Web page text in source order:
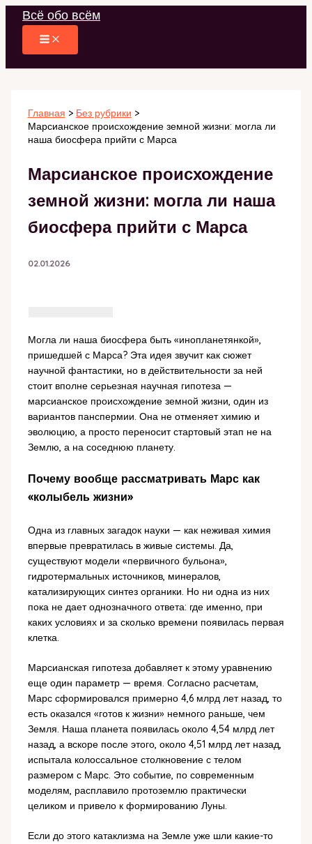
Перейти
содержимому
Всё обо всём
Главная
Без рубрики
Марсианское происхождение земной жизни: могла ли
наша биосфера прийти с Марса
Марсианское происхождение
земной жизни: могла ли наша
биосфера прийти с Марса
02.01.2026
Могла ли наша биосфера быть «инопланетянкой»,
пришедшей с Марса? Эта идея звучит как сюжет
научной фантастики, но в действительности за ней
стоит вполне серьезная научная гипотеза —
марсианское происхождение земной жизни, один из
вариантов панспермии. Она не отменяет химию и
эволюцию, а просто переносит стартовый этап не на
Землю, а на соседнюю планету.
Почему вообще рассматривать Марс как
«колыбель жизни»
Одна из главных загадок науки — как неживая химия
впервые превратилась в живые системы. Да,
существуют модели «первичного бульона»,
гидротермальных источников, минералов,
катализирующих синтез органики. Но ни одна из них
пока не дает однозначного ответа: где именно, при
каких условиях и за сколько времени появилась первая
клетка.
Марсианская гипотеза добавляет к этому уравнению
еще один параметр — время. Согласно расчетам,
Марс сформировался примерно 4,6 млрд лет назад, то
есть оказался «готов к жизни» немного раньше, чем
Земля. Наша планета появилась около 4,54 млрд лет
назад, а вскоре после этого, около 4,51 млрд лет назад,
испытала колоссальное столкновение с телом
размером с Марс. Это событие, по современным
моделям, расплавило протоземлю практически
целиком и привело к формированию Луны.
Если до этого катаклизма на Земле уже шли какие-то